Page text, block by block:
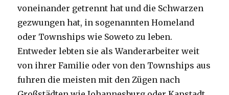
voneinander getrennt hat und die Schwarzen
gezwungen hat, in sogenannten Homeland
oder Townships wie Soweto zu leben.
Entweder lebten sie als Wanderarbeiter weit
von ihrer Familie oder von den Townships aus
fuhren die meisten mit den Zügen nach